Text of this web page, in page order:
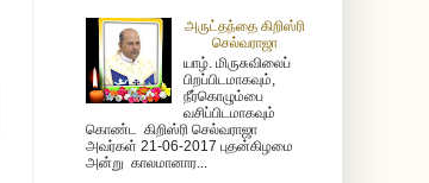
அருட்தந்தை கிறிஸ்ரி
செல்வராஜா
யாழ். மிருசுவிலைப்
பிறப்பிடமாகவும்,
நீர்கொழும்பை
வசிப்பிடமாகவும்
கொண்ட கிறிஸ்ரி செல்வராஜா
அவர்கள் 21-06-2017 புதன்கிழமை
அன்று காலமானார...